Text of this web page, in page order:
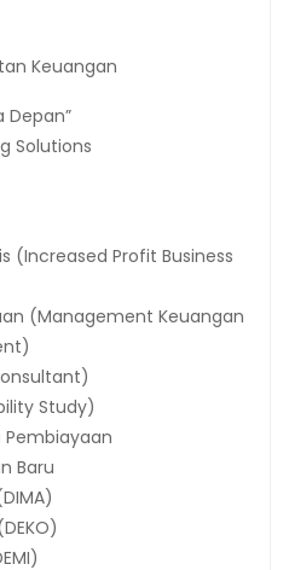
Keuangan
Depan”
Solutions
(Increased Profit Business
(Management Keuangan
Study)
Pembiayaan
Baru